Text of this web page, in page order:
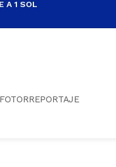
A 1 SOL